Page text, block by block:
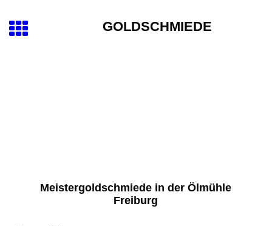
GOLDSCHMIEDE
Meistergoldschmiede in der Ölmühle
Freiburg